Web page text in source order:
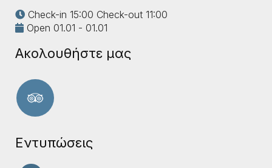
Check-in 15:00 Check-out 11:00
Open 01.01 - 01.01
Ακολουθήστε μας
Εντυπώσεις